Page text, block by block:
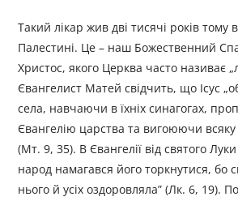
Такий лікар жив дві тисячі років тому
Палестині. Це – наш Божественний
Христос, якого Церква часто називає
Євангелист Матей свідчить, що Ісус
села, навчаючи в їхніх синагогах,
Євангелію царства та вигоюючи всяку
(Мт. 9, 35). В Євангелії від святого
народ намагався його торкнутися, бо
нього й усіх оздоровляла” (Лк. 6, 19).